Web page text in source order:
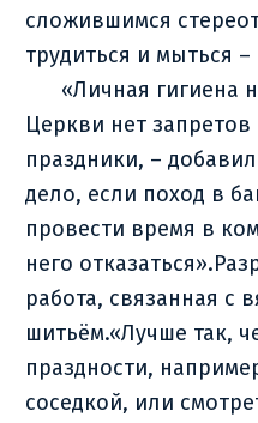
сложившимся
трудиться и мыться
«Личная гигиена
Церкви нет
праздники, –
дело, если поход в
провести время в
него
работа, связанная с
шитьём.«Лучше так,
праздности,
соседкой, или